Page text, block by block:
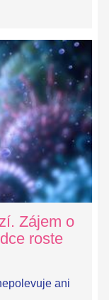
Zájem o
roste
ani